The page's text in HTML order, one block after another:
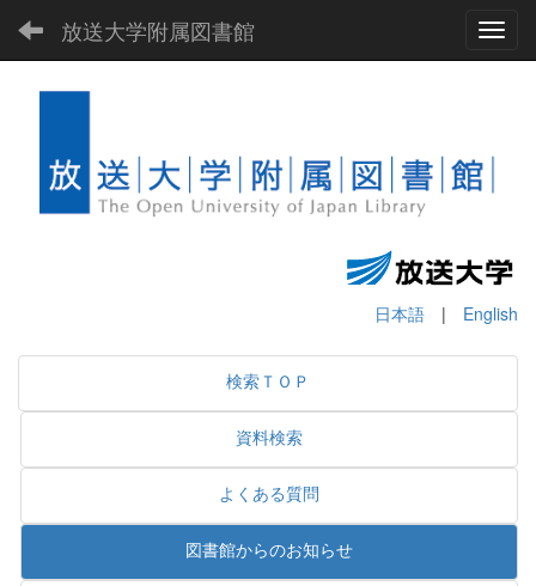
放送大学附属図書館
日本語 | English
検索ＴＯＰ
資料検索
よくある質問
図書館からのお知らせ